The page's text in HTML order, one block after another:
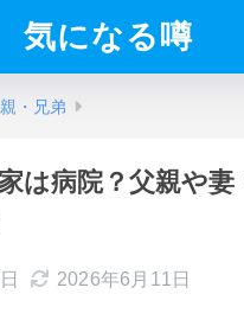
気になる噂
・兄弟
は病院？父親や妻
2026年6月11日